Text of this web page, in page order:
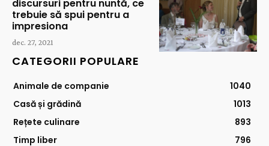
discursuri pentru nuntă, ce
trebuie să spui pentru a
impresiona
dec. 27, 2021
CATEGORII POPULARE
Animale de companie
1040
Casă și grădină
1013
Rețete culinare
893
Timp liber
796